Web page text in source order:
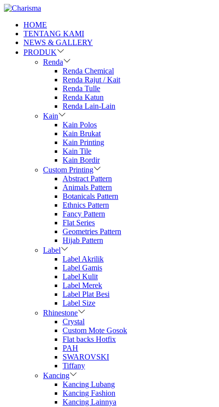
HOME
TENTANG KAMI
NEWS & GALLERY
PRODUK
Renda
Renda Chemical
Renda Rajut / Kait
Renda Tulle
Renda Katun
Renda Lain-Lain
Kain
Kain Polos
Kain Brukat
Kain Printing
Kain Tile
Kain Bordir
Custom Printing
Abstract Pattern
Animals Pattern
Botanicals Pattern
Ethnics Pattern
Fancy Pattern
Flat Series
Geometries Pattern
Hijab Pattern
Label
Label Akrilik
Label Gamis
Label Kulit
Label Merek
Label Plat Besi
Label Size
Rhinestone
Crystal
Custom Mote Gosok
Flat backs Hotfix
PAH
SWAROVSKI
Tiffany
Kancing
Kancing Lubang
Kancing Fashion
Kancing Lainnya